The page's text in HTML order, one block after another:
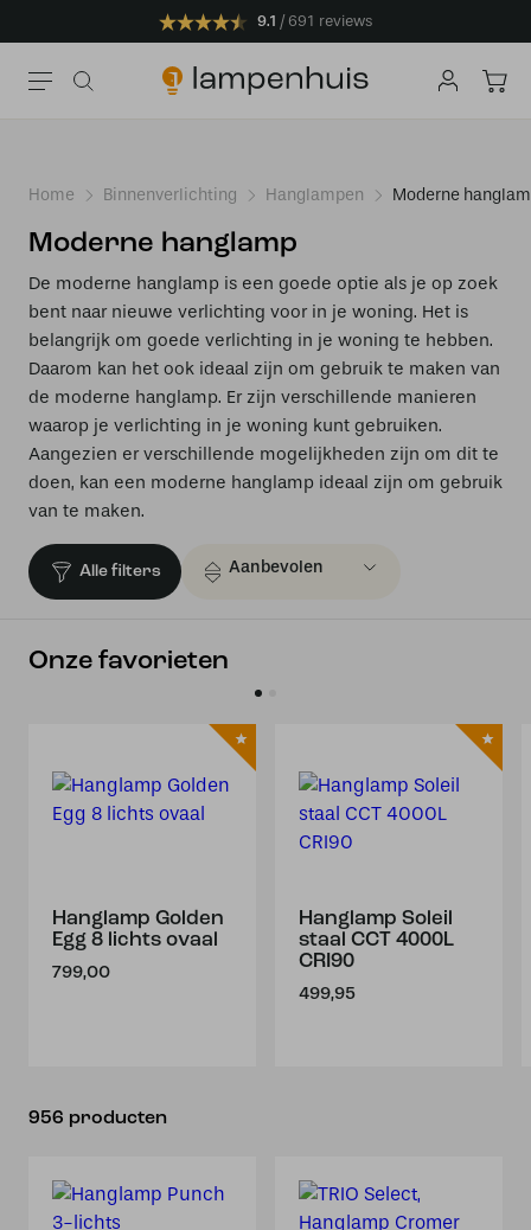
9.1 691 reviews
Home Binnenverlichting Hanglampen Moderne
Moderne hanglamp
De moderne hanglamp is een goede optie als je op zoek
bent naar nieuwe verlichting voor in je woning. Het is
belangrijk om goede verlichting in je woning te hebben.
Daarom kan het ook ideaal zijn om gebruik te maken van
de moderne hanglamp. Er zijn verschillende manieren
waarop je verlichting in je woning kunt gebruiken.
Aangezien er verschillende mogelijkheden zijn om dit te
doen, kan een moderne hanglamp ideaal zijn om gebruik
van te maken.
Alle filters
Onze favorieten
Hanglamp Golden
Egg 8 lichts ovaal
799,00
Hanglamp Soleil
staal CCT 4000L
CRI90
499,95
956 producten